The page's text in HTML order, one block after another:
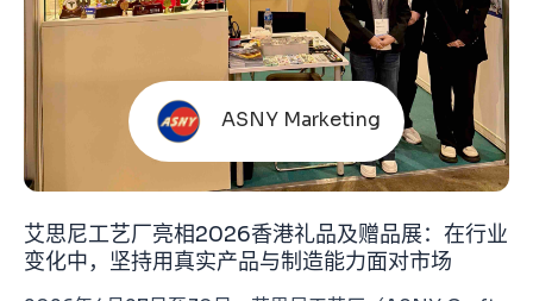
ASNY Marketing
艾思尼工艺厂亮相2026香港礼品及赠品展：在行业
变化中，坚持用真实产品与制造能力面对市场